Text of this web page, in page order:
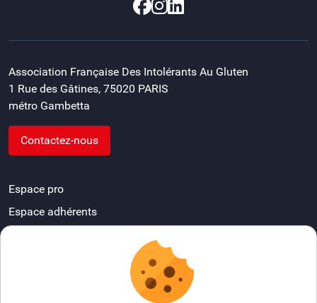
Association Française Des Intolérants Au Gluten
1 Rue des Gâtines, 75020 PARIS
métro Gambetta
Contactez-nous
Espace pro
Espace adhérents
FAQ